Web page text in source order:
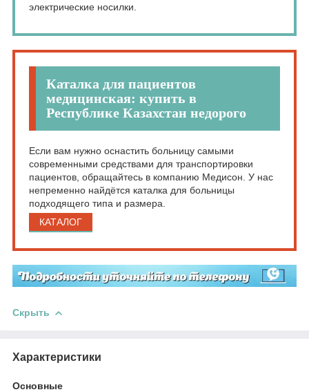
электрические носилки.
Каталка для пациентов
медицинская: купить в
Республике Казахстан недорого
Если вам нужно оснастить больницу самыми
современными средствами для транспортировки
пациентов, обращайтесь в компанию Медисон. У нас
непременно найдётся каталка для больницы
подходящего типа и размера.
КАТАЛОГ
Скрыть
Характеристики
Основные